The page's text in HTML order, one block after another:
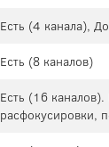
Есть (4 канала),
Есть (8 каналов)
Есть (16
расфокусировки,